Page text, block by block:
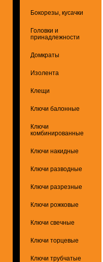
Бокорезы, кусачки
Головки и
принадлежности
Домкраты
Изолента
Клещи
Ключи балонные
Ключи
комбинированные
Ключи накидные
Ключи разводные
Ключи разрезные
Ключи рожковые
Ключи свечные
Ключи торцевые
Ключи трубчатые